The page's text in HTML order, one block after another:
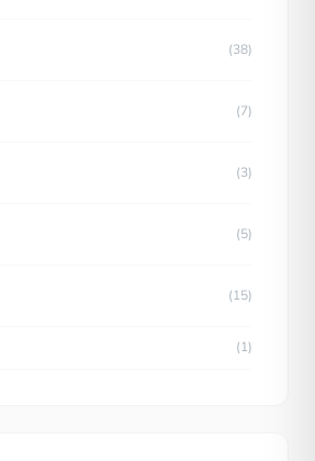
(38)
(7)
(3)
(5)
(15)
(1)